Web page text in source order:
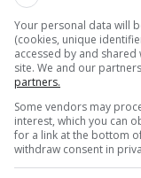
aspak si
vazhdoni të
gjendjen e
Evropian
e kanë
ne po.
edhe për ca
Your personal data will
(cookies, unique
accessed by and
site. We and our
partners.
Some vendors may
interest, which you can
for a link at the bottom
withdraw consent in